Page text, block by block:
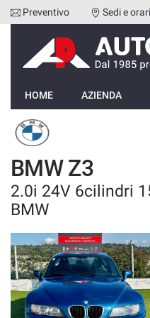
HOME
AZIENDA
COME ACQUISTARE
I NOSTRI SERVIZI
LISTA VEICOLI
VENDI LA TUA AUTO
Preventivo Sedi e orari
HOME AZIENDA
BMW Z3
2.0i 24V 6cilindri
BMW
Le
preferenze
di
Il
seguente
pannello
consente
esprimere
le
preferenze
di
consenso
alle
tecnologie
di